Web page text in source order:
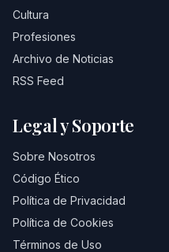
Cultura
Profesiones
Archivo de Noticias
RSS Feed
Legal y Soporte
Sobre Nosotros
Código Ético
Política de Privacidad
Política de Cookies
Términos de Uso